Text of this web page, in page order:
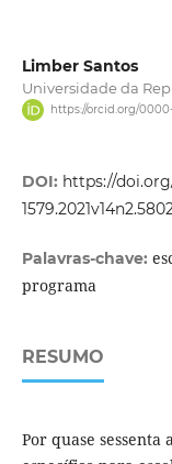
Limber Santos
Universidade da
https://orcid.org/
DOI: https://
Palavras-chave:
programa
RESUMO
Por quase